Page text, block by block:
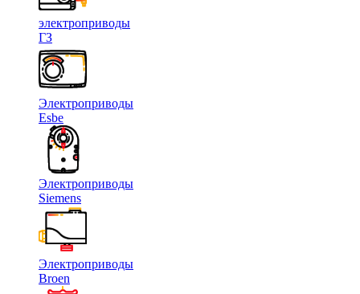
электроприводы
ГЗ
Электроприводы
Esbe
Электроприводы
Siemens
Электроприводы
Broen